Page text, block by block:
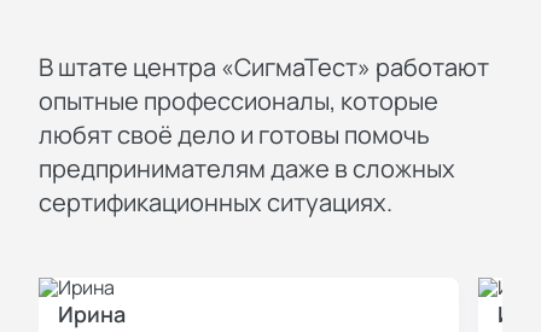
В штате центра «СигмаТест» работают
опытные профессионалы, которые
любят своё дело и готовы помочь
предпринимателям даже в сложных
сертификационных ситуациях.
Ирина